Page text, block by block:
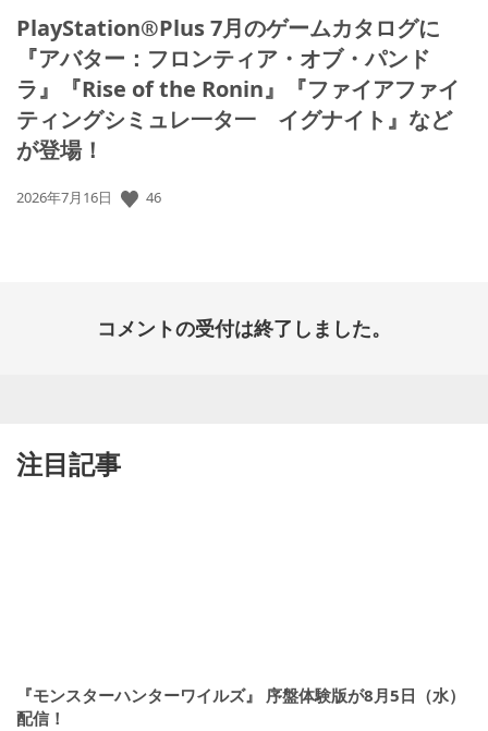
PlayStation®Plus 7月のゲームカタログに
『アバター：フロンティア・オブ・パンド
ラ』『Rise of the Ronin』『ファイアファイ
ティングシミュレ一タ一 イグナイト』など
が登場！
公
2026年7月16日 46
コメントの受付は終了しました。
注目記事
『モンスターハンターワイルズ』 序盤体験版が8月5日（水）
配信！